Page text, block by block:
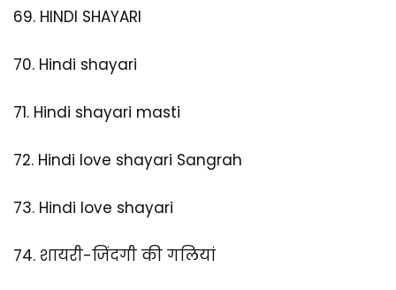
69. HINDI SHAYARI
70. Hindi shayari
71. Hindi shayari masti
72. Hindi love shayari Sangrah
73. Hindi love shayari
74. शायरी-जिंदगी की गलियां